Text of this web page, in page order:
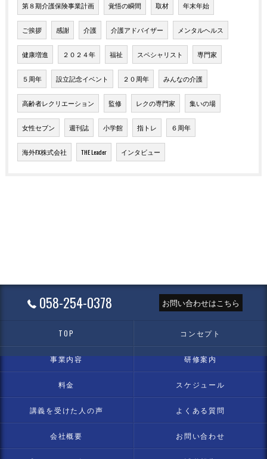
第８期介護保険事業計画 覚悟の瞬間 取材 年末年始
ご挨拶 感謝 介護 介護アドバイザー メンタルヘルス
健康増進 ２０２４年 福祉 スペシャリスト 専門家
５周年 設立記念イベント ２０周年 みんなの介護
高齢者レクリエーション 監修 レクの専門家 集いの場
女性セブン 週刊誌 小学館 指トレ ６周年
海外FX株式会社 THE Leader インタビュー
058-254-0378 お問い合わせはこちら
TOP コンセプト
事業内容 研修案内
料金 スケジュール
講義を受けた人の声 よくある質問
会社概要 お問い合わせ